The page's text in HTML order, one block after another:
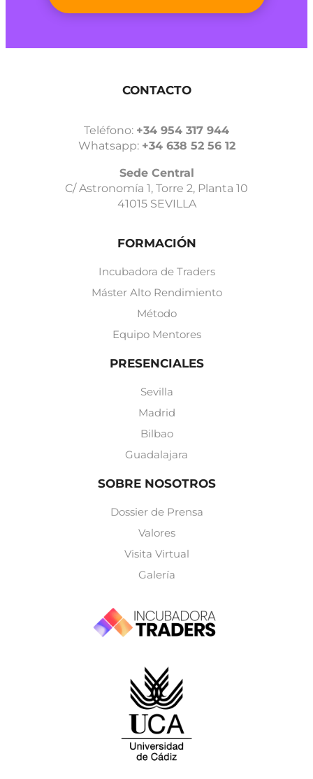
CONTACTO
Teléfono: +34 954 317 944
Whatsapp: +34 638 52 56 12
Sede Central
C/ Astronomía 1, Torre 2, Planta 10
41015 SEVILLA
FORMACIÓN
Incubadora de Traders
Máster Alto Rendimiento
Método
Equipo Mentores
PRESENCIALES
Sevilla
Madrid
Bilbao
Guadalajara
SOBRE NOSOTROS
Dossier de Prensa
Valores
Visita Virtual
Galería